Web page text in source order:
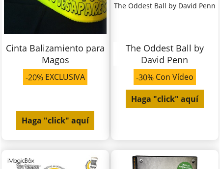
Cinta Balizamiento para
Magos
-20% EXCLUSIVA
Haga "click" aquí
The Oddest Ball by David Penn
The Oddest Ball by
David Penn
-30% Con Vídeo
Haga "click" aquí